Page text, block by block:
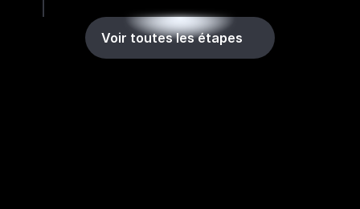
Voir toutes les étapes